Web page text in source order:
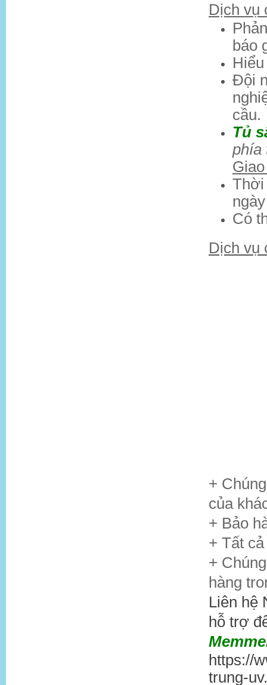
Dịch vụ
báo
Đội
cầu.
Tủ
phía
Thời
ngày
Có
Dịch vụ
+
của
+ Bảo
+ Tất
+
hàng
Liên hệ
hỗ trợ
https://
trung-